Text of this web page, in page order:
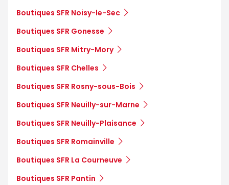
Boutiques SFR Noisy-le-Sec
Boutiques SFR Gonesse
Boutiques SFR Mitry-Mory
Boutiques SFR Chelles
Boutiques SFR Rosny-sous-Bois
Boutiques SFR Neuilly-sur-Marne
Boutiques SFR Neuilly-Plaisance
Boutiques SFR Romainville
Boutiques SFR La Courneuve
Boutiques SFR Pantin